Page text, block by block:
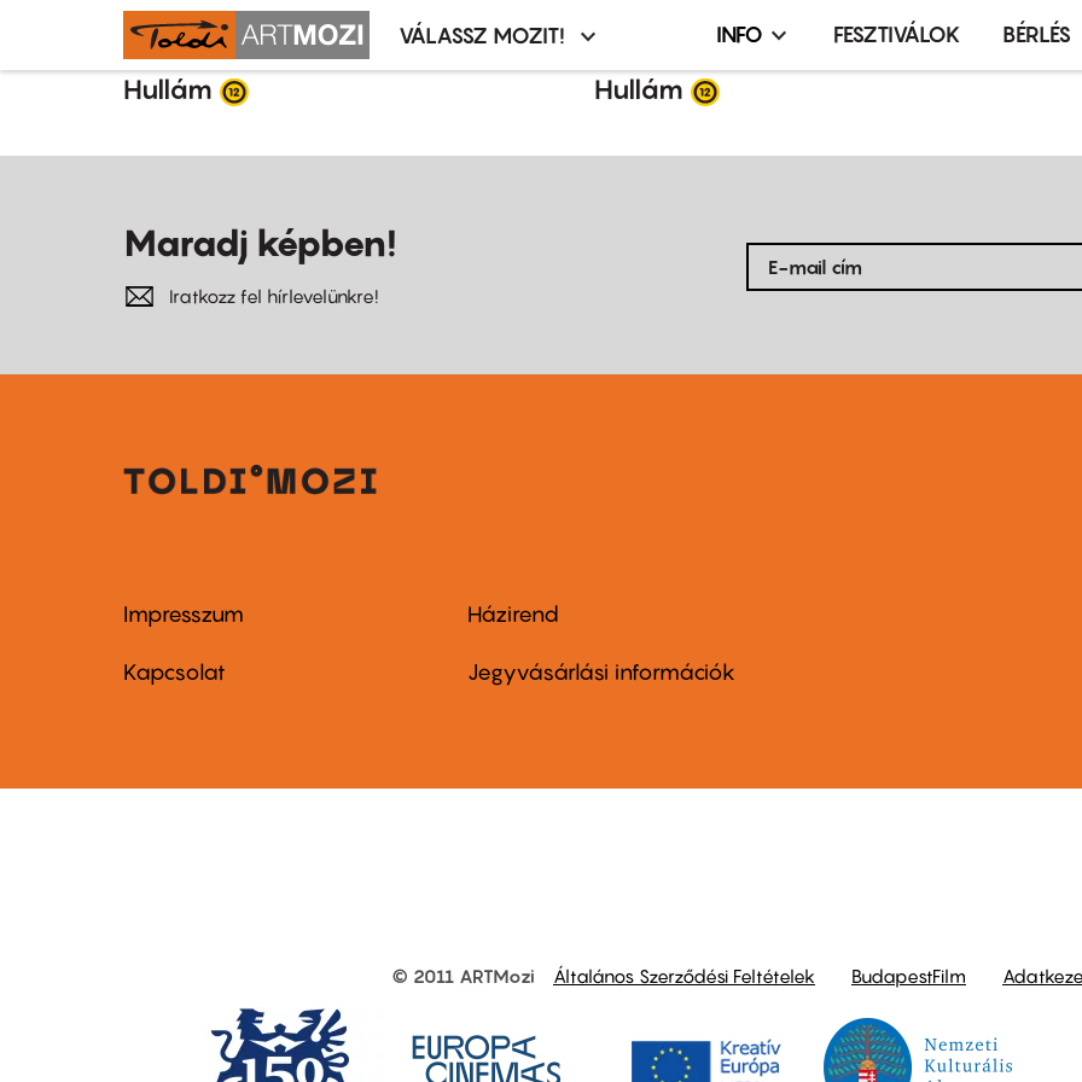
Moziválasztó
VÁLASSZ MOZIT!
Infó,
esemény,
INFO FESZTIVÁLOK BÉRLÉS
Hullám Hullám
Maradj képben!
Iratkozz fel hírlevelünkre!
Footer
menu
Impresszum
Kapcsolat
Footer
menu
Házirend
Jegyvásárlási információk
other
© 2011 ARTMozi Általános Szerződési Feltételek BudapestFilm